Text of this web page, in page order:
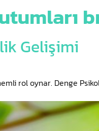
Gelişimi
rol oynar. Denge